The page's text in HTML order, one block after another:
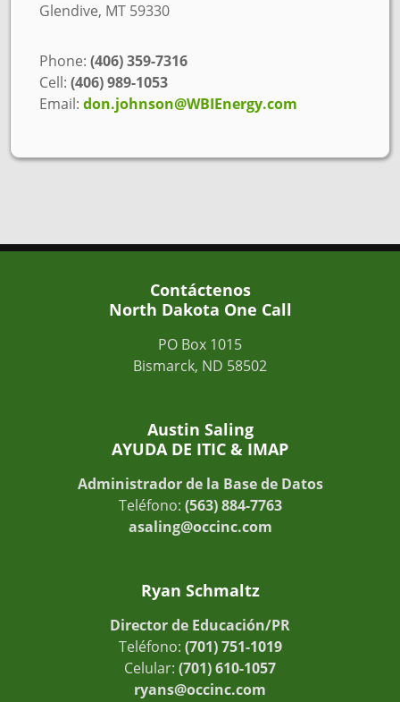
Glendive, MT 59330
Phone:(406) 359-7316
Cell:(406) 989-1053
Email:don.johnson@WBIEnergy.com
Contáctenos
North Dakota One Call
PO Box 1015
Bismarck, ND 58502
Austin Saling
AYUDA DE ITIC & IMAP
Administrador de la Base de Datos
Teléfono: (563) 884-7763
asaling@occinc.com
Ryan Schmaltz
Director de Educación/PR
Teléfono: (701) 751-1019
Celular: (701) 610-1057
ryans@occinc.com